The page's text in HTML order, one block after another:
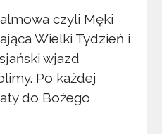
czyli Męki
Wielki Tydzień i
wjazd
Po każdej
do Bożego